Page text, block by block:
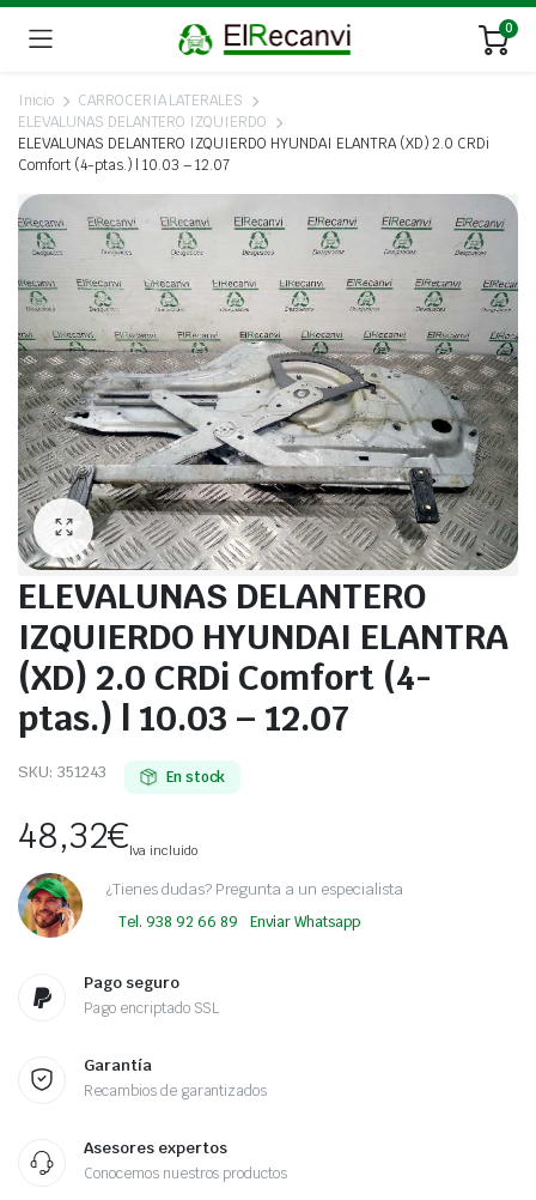
0
Inicio
CARROCERIA LATERALES
ELEVALUNAS DELANTERO IZQUIERDO
ELEVALUNAS DELANTERO IZQUIERDO HYUNDAI ELANTRA (XD) 2.0 CRDi
Comfort (4-ptas.) | 10.03 – 12.07
ELEVALUNAS DELANTERO
IZQUIERDO HYUNDAI ELANTRA
(XD) 2.0 CRDi Comfort (4-
ptas.) | 10.03 – 12.07
SKU: 351243 En stock
48,32€Iva incluido
¿Tienes dudas? Pregunta a un especialista
Tel. 938 92 66 89 Enviar Whatsapp
Pago seguro
Pago encriptado SSL
Garantía
Recambios de garantizados
Asesores expertos
Conocemos nuestros productos